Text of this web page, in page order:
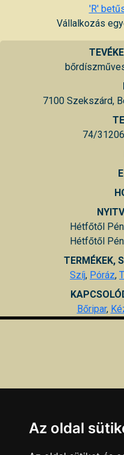
'R'
Vállalkozás
7100 Szekszárd,
74/
Hétfőtől
Hétfőtől
TERMÉKEK,
Szíj, Póráz,
Bőripar,
Az oldal